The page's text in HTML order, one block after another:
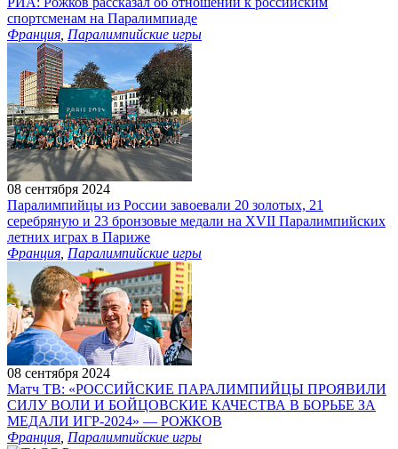
спортсменам на Паралимпиаде
Франция Паралимпийские игры
08 сентября 2024
Паралимпийцы из России завоевали 20 золотых, 21
серебряную и 23 бронзовые медали на XVII Паралимпийских
летних играх в Париже
Франция Паралимпийские игры
08 сентября 2024
Матч ТВ: «РОССИЙСКИЕ ПАРАЛИМПИЙЦЫ ПРОЯВИЛИ
СИЛУ ВОЛИ И БОЙЦОВСКИЕ КАЧЕСТВА В БОРЬБЕ ЗА
МЕДАЛИ ИГР‑2024» — РОЖКОВ
Франция Паралимпийские игры